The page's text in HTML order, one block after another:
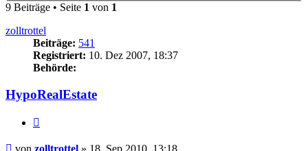
9 Beiträge • Seite 1 von 1
zolltrottel
Beiträge: 541
Registriert: 10. Dez 2007, 18:37
Behörde:
HypoRealEstate
Beitrag